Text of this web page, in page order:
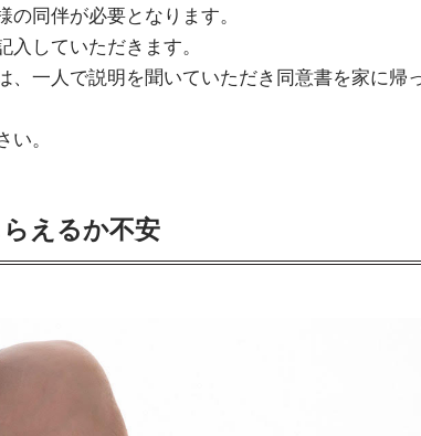
同伴が必要となります。
していただきます。
、一人で説明を聞いていただき同意書を家に帰
。
えるか不安